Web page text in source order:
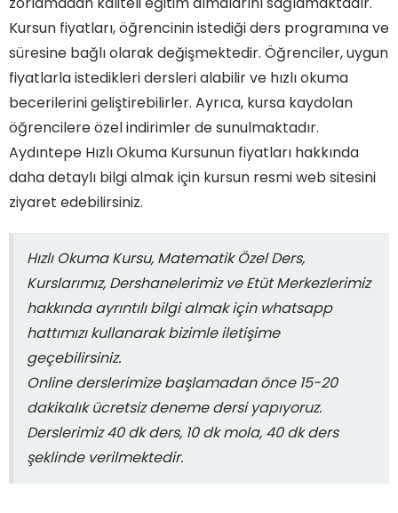
Kursun fiyatları, öğrencinin istediği ders programına ve
süresine bağlı olarak değişmektedir. Öğrenciler, uygun
fiyatlarla istedikleri dersleri alabilir ve hızlı okuma
becerilerini geliştirebilirler. Ayrıca, kursa kaydolan
öğrencilere özel indirimler de sunulmaktadır.
Aydıntepe Hızlı Okuma Kursunun fiyatları hakkında
daha detaylı bilgi almak için kursun resmi web sitesini
ziyaret edebilirsiniz.
Hızlı Okuma Kursu, Matematik Özel Ders,
Kurslarımız, Dershanelerimiz ve Etüt Merkezlerimiz
hakkında ayrıntılı bilgi almak için whatsapp
hattımızı kullanarak bizimle iletişime
geçebilirsiniz.
Online derslerimize başlamadan önce 15-20
dakikalık ücretsiz deneme dersi yapıyoruz.
Derslerimiz 40 dk ders, 10 dk mola, 40 dk ders
şeklinde verilmektedir.